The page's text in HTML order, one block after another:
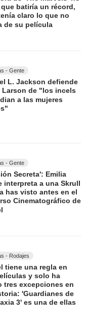
batiría un récord,
claro lo que no
de su película
- Gente
L. Jackson defiende
Larson de "los incels
a las mujeres
- Gente
Secreta': Emilia
interpreta a una Skrull
has visto antes en el
Cinematográfico de
- Rodajes
tiene una regla en
y solo ha
tres excepciones en
'Guardianes de
3' es una de ellas